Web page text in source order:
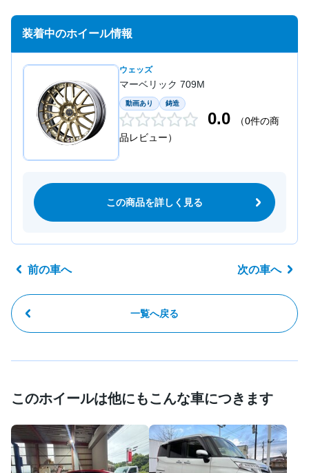
装着中のホイール情報
ウェッズ
マーベリック 709M
動画あり 鋳造
0.0
（0件の商
品レビュー）
この商品を詳しく見る
前の車へ
一覧へ戻る
次の車へ
このホイールは他にもこんな車につきます